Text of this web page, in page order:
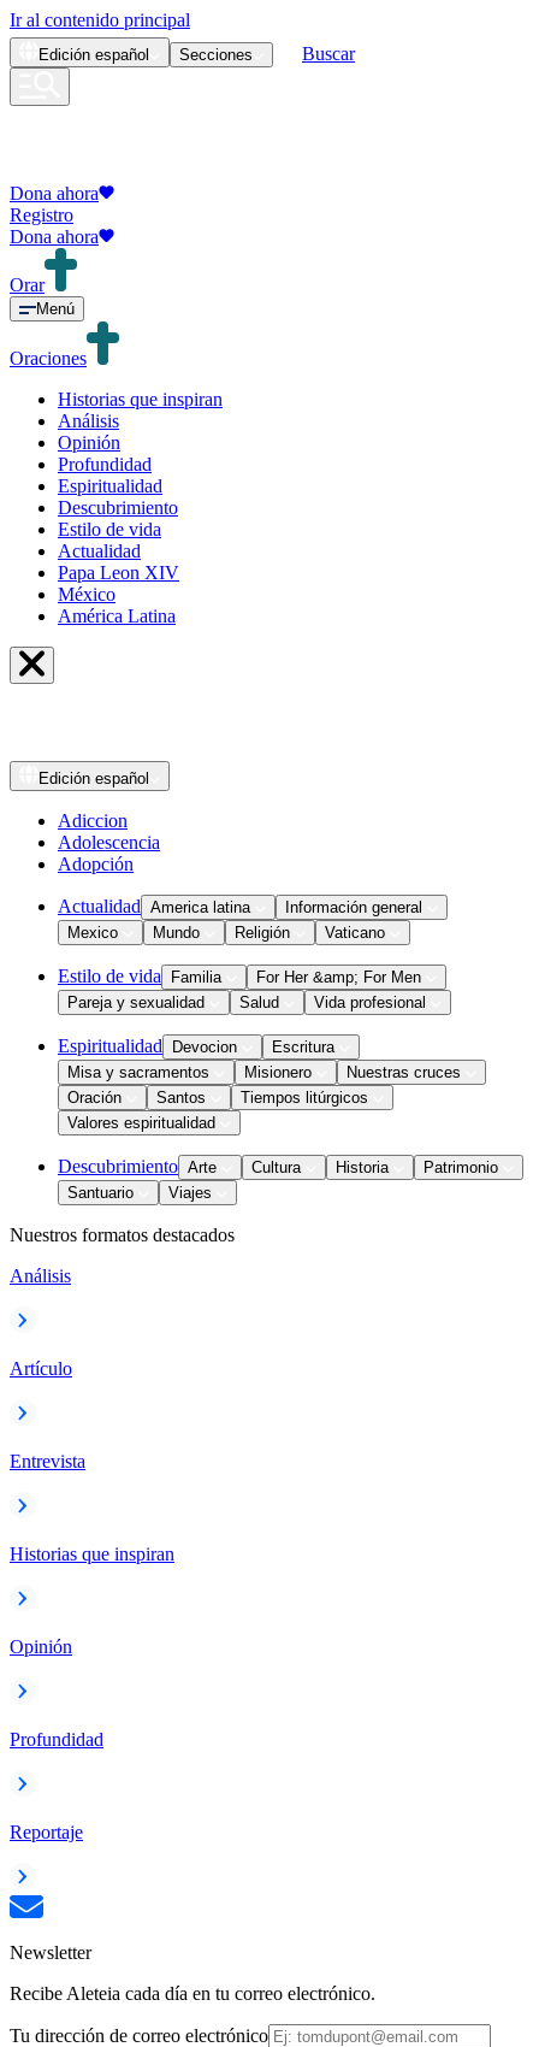
Ir al contenido principal
Edición español Secciones Buscar
Dona ahora
Registro
Dona ahora
Orar
Menú
Oraciones
Historias que inspiran
Análisis
Opinión
Profundidad
Espiritualidad
Descubrimiento
Estilo de vida
Actualidad
Papa Leon XIV
México
América Latina
Edición español
Adiccion
Adolescencia
Adopción
Actualidad America latina
Información general
Mexico
Mundo Religión Vaticano
Estilo de vida Familia
For Her &amp; For Men
Pareja y sexualidad
Salud Vida profesional
Espiritualidad Devocion
Escritura
Misa y sacramentos
Misionero
Nuestras cruces
Oración
Santos
Tiempos litúrgicos
Valores espiritualidad
Descubrimiento Arte Cultura Historia
Patrimonio
Santuario
Viajes
Nuestros formatos destacados
Análisis
Artículo
Entrevista
Historias que inspiran
Opinión
Profundidad
Reportaje
Newsletter
Recibe Aleteia cada día en tu correo electrónico.
Tu dirección de correo electrónico